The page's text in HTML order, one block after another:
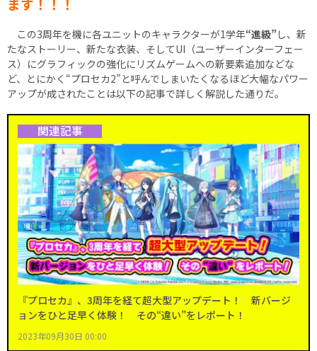
ます！！！
この3周年を機に各ユニットのキャラクターが1学年“進級”し、新
たなストーリー、新たな衣装、そしてUI（ユーザーインターフェー
ス）にグラフィックの強化にリズムゲームへの新要素追加などな
ど、とにかく“プロセカ2”と呼んでしまいたくなるほど大幅なパワー
アップが成されたことは以下の記事で詳しく解説した通りだ。
関連記事
『プロセカ』、3周年を経て超大型アップデート！ 新バージ
ョンをひと足早く体験！ その“違い”をレポート！
2023年09月30日 00:00